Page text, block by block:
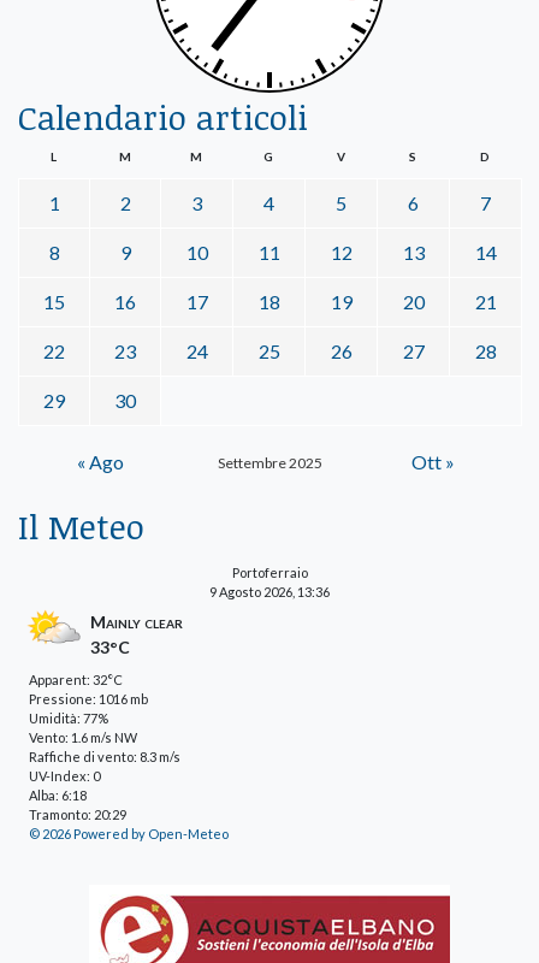
Calendario articoli
Settembre 2025
L M M G V S D
1 2 3 4 5 6 7
8 9 10 11 12 13 14
15 16 17 18 19 20 21
22 23 24 25 26 27 28
29 30
« Ago Ott »
Il Meteo
Portoferraio
9 Agosto 2026, 13:36
Mainly clear
33°C
Apparent: 32°C
Pressione: 1016 mb
Umidità: 77%
Vento: 1.6 m/s NW
Raffiche di vento: 8.3 m/s
UV-Index: 0
Alba: 6:18
Tramonto: 20:29
© 2026 Powered by Open-Meteo